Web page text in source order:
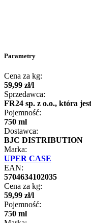
Parametry
Cena za kg:
59,99 zł/l
Sprzedawca:
FR24 sp. z o.o., która
Pojemność:
750 ml
Dostawca:
BJC DISTRIBUTION
Marka:
UPER CASE
EAN:
5704634102035
Cena za kg:
59,99 zł/l
Pojemność:
750 ml